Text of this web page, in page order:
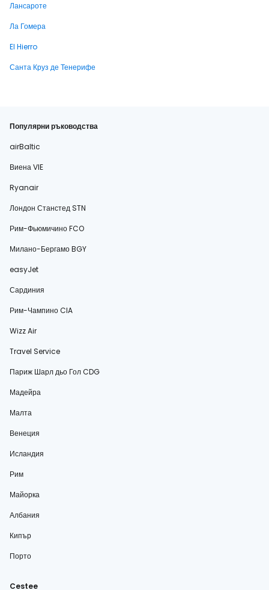
Лансароте
Ла Гомера
El Hierro
Санта Круз де Тенерифе
Популярни ръководства
airBaltic
Виена VIE
Ryanair
Лондон Станстед STN
Рим-Фьюмичино FCO
Милано-Бергамо BGY
easyJet
Сардиния
Рим-Чампино CIA
Wizz Air
Travel Service
Париж Шарл дьо Гол CDG
Мадейра
Малта
Венеция
Исландия
Рим
Майорка
Албания
Кипър
Порто
Cestee